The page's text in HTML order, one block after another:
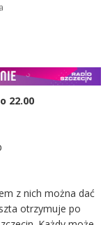
22.00
z nich można dać
otrzymuje po